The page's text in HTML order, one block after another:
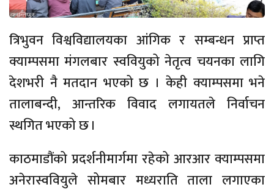
त्रिभुवन विश्वविद्यालयका आंगिक र सम्बन्धन प्राप्त
क्याम्पसमा मंगलबार स्ववियुको नेतृत्व चयनका लागि
देशभरी नै मतदान भएको छ । केही क्याम्पसमा भने
तालाबन्दी, आन्तरिक विवाद लगायतले निर्वाचन
स्थगित भएको छ ।
काठमाडौंको प्रदर्शनीमार्गमा रहेको आरआर क्याम्पसमा
अनेरास्ववियुले सोमबार मध्यराति ताला लगाएका